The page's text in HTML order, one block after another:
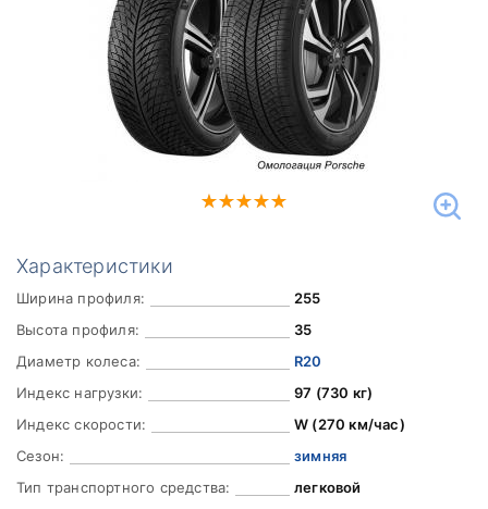
Характеристики
Ширина профиля:
255
Высота профиля:
35
Диаметр колеса:
R20
Индекс нагрузки:
97 (730 кг)
Индекс скорости:
W (270 км/час)
Сезон:
зимняя
Тип транспортного средства:
легковой